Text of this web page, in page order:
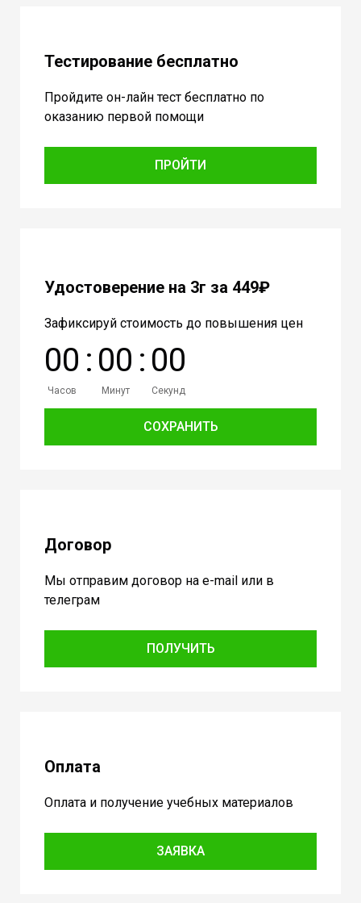
Тестирование бесплатно
Пройдите он-лайн тест бесплатно по
оказанию первой помощи
ПРОЙТИ
Удостоверение на 3г за 449₽
Зафиксируй стоимость до повышения цен
00
Часов
: 00
Минут
: 00
Секунд
СОХРАНИТЬ
Договор
Мы отправим договор на e-mail или в
телеграм
ПОЛУЧИТЬ
Оплата
Оплата и получение учебных материалов
ЗАЯВКА